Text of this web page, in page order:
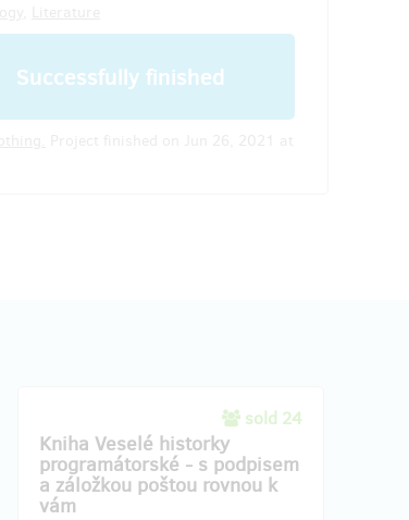
Successfully finished
sold 24
Kniha Veselé historky
programátorské - s podpisem
a záložkou poštou rovnou k
vám